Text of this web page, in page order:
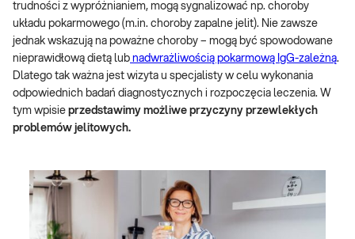
trudności z wypróżnianiem, mogą sygnalizować np. choroby
układu pokarmowego (m.in. choroby zapalne jelit). Nie zawsze
jednak wskazują na poważne choroby – mogą być spowodowane
nieprawidłową dietą lub nadwrażliwością pokarmową IgG-zależną.
Dlatego tak ważna jest wizyta u specjalisty w celu wykonania
odpowiednich badań diagnostycznych i rozpoczęcia leczenia. W
tym wpisie przedstawimy możliwe przyczyny przewlekłych
problemów jelitowych.